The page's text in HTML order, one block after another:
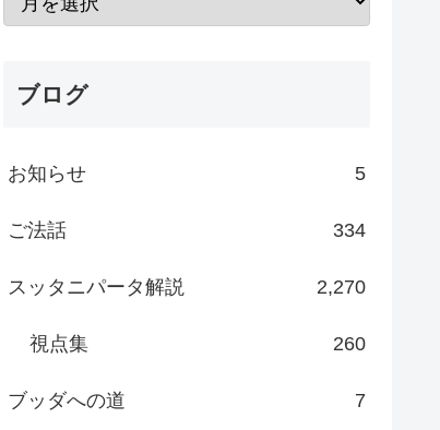
ブログ
お知らせ 5
ご法話 334
スッタニパータ解説 2,270
視点集 260
ブッダへの道 7